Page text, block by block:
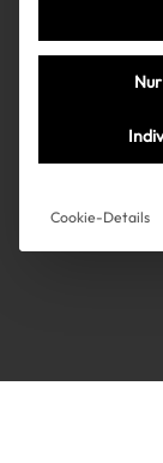
Cookie-Details